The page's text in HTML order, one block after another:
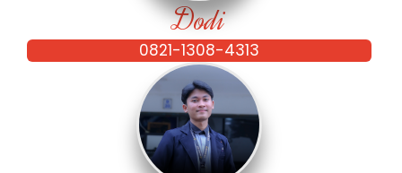
Dodi
0821-1308-4313